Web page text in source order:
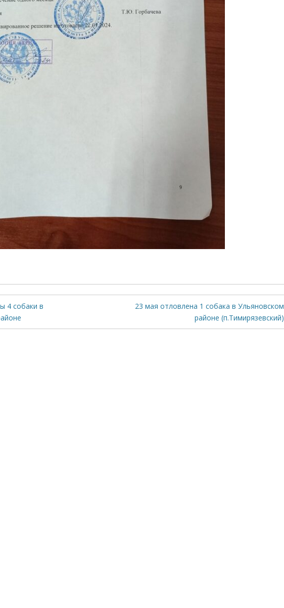
4 собаки в
23 мая отловлена 1 собака в Ульяновском
районе (п.Тимирязевский)